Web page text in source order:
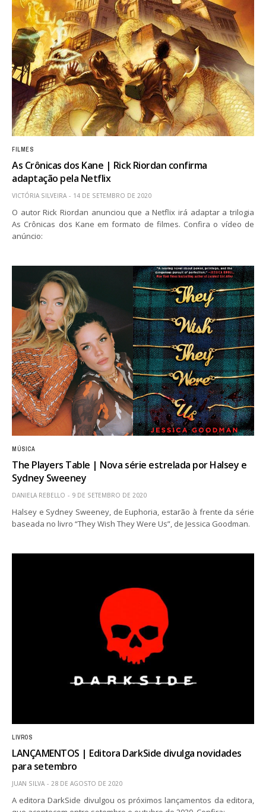
FILMES
As Crônicas dos Kane | Rick Riordan confirma
adaptação pela Netflix
VICTÓRIA SILVEIRA 14 DE SETEMBRO DE 2020
O autor Rick Riordan anunciou que a Netflix irá adaptar a trilogia
As Crônicas dos Kane em formato de filmes. Confira o vídeo de
anúncio:
MÚSICA
The Players Table | Nova série estrelada por Halsey e
Sydney Sweeney
DANIELA REBELLO 9 DE SETEMBRO DE 2020
Halsey e Sydney Sweeney, de Euphoria, estarão à frente da série
baseada no livro “They Wish They Were Us”, de Jessica Goodman.
LIVROS
LANÇAMENTOS | Editora DarkSide divulga novidades
para setembro
JUAN SILVA 28 DE AGOSTO DE 2020
A editora DarkSide divulgou os próximos lançamentos da editora,